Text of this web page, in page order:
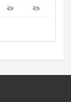
২৮
২৯